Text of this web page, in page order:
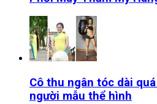
Cô thu ngân tóc dài
người mẫu thể hình